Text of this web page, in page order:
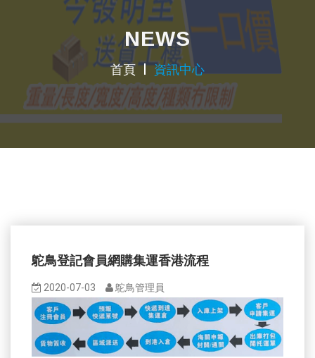
NEWS
首頁 資訊中心
鴕鳥登記會員網購集運香港流程
2020-07-03 鴕鳥管理員